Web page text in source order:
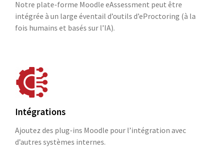
Notre plate-forme Moodle eAssessment peut être
intégrée à un large éventail d’outils d’eProctoring (à la
fois humains et basés sur l’IA).
Intégrations
Ajoutez des plug-ins Moodle pour l’intégration avec
d’autres systèmes internes.